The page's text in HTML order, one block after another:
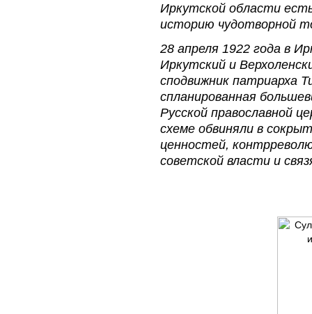
Иркутской области
историю чудотворной
28 апреля 1922 года в
Иркутский и
сподвижник патриарха
спланированная
Русской православной
схеме обвиняли в
ценностей,
советской власти и